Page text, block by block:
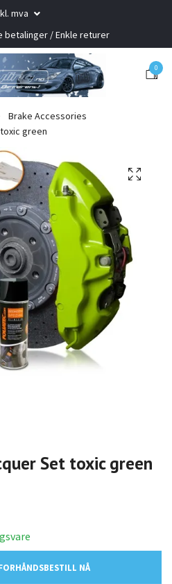
mva
betalinger / Enkle returer
0
Brake Accessories
green
Set toxic green
NÅ